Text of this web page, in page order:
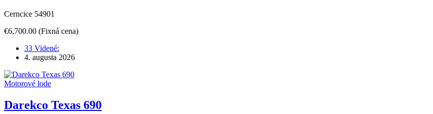
Cerncice 54901
€6,700.00 (Fixná cena)
33 Videné:
4. augusta 2026
Motorové lode
Darekco Texas 690